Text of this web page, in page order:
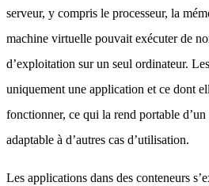
serveur, y compris le processeur, la
machine virtuelle pouvait exécuter de
d’exploitation sur un seul ordinateur.
uniquement une application et ce dont
fonctionner, ce qui la rend portable
adaptable à d’autres cas d’utilisation.
Les applications dans des conteneurs